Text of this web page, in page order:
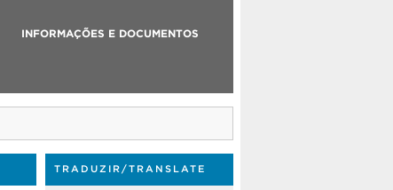
INFORMAÇÕES E DOCUMENTOS
TRADUZIR/TRANSLATE